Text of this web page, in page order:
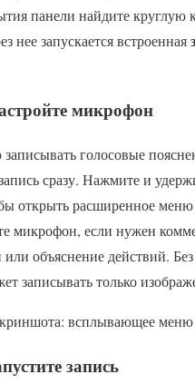
панели найдите круглую
нее запускается встроенная
микрофон
голосовые
сразу. Нажмите и
открыть расширенное меню
микрофон, если нужен
объяснение действий.
записывать только
всплывающее меню
запись